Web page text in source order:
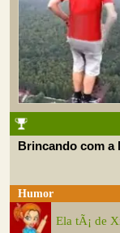
Brincando com a
Humor
Ela tÃ¡ de